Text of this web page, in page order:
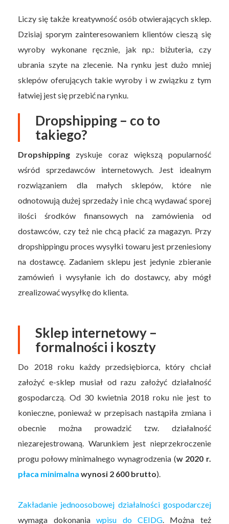
Liczy się także kreatywność osób otwierających sklep.
Dzisiaj sporym zainteresowaniem klientów cieszą się
wyroby wykonane ręcznie, jak np.: biżuteria, czy
ubrania szyte na zlecenie. Na rynku jest dużo mniej
sklepów oferujących takie wyroby i w związku z tym
łatwiej jest się przebić na rynku.
Dropshipping – co to
takiego?
Dropshipping zyskuje coraz większą popularność
wśród sprzedawców internetowych. Jest idealnym
rozwiązaniem dla małych sklepów, które nie
odnotowują dużej sprzedaży i nie chcą wydawać sporej
ilości środków finansowych na zamówienia od
dostawców, czy też nie chcą płacić za magazyn. Przy
dropshippingu proces wysyłki towaru jest przeniesiony
na dostawcę. Zadaniem sklepu jest jedynie zbieranie
zamówień i wysyłanie ich do dostawcy, aby mógł
zrealizować wysyłkę do klienta.
Sklep internetowy –
formalności i koszty
Do 2018 roku każdy przedsiębiorca, który chciał
założyć e-sklep musiał od razu założyć działalność
gospodarczą. Od 30 kwietnia 2018 roku nie jest to
konieczne, ponieważ w przepisach nastąpiła zmiana i
obecnie można prowadzić tzw. działalność
niezarejestrowaną. Warunkiem jest nieprzekroczenie
progu połowy minimalnego wynagrodzenia (w 2020 r.
płaca minimalna wynosi 2 600 brutto).
Zakładanie jednoosobowej działalności gospodarczej
wymaga dokonaniawpisu do CEIDG. Można też